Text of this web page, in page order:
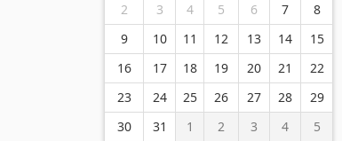
2
3 4 5 6 7
8
9
10 11 12 13 14
15
16
17 18 19 20 21
22
23
24 25 26 27 28
29
30
31 1 2 3 4 5